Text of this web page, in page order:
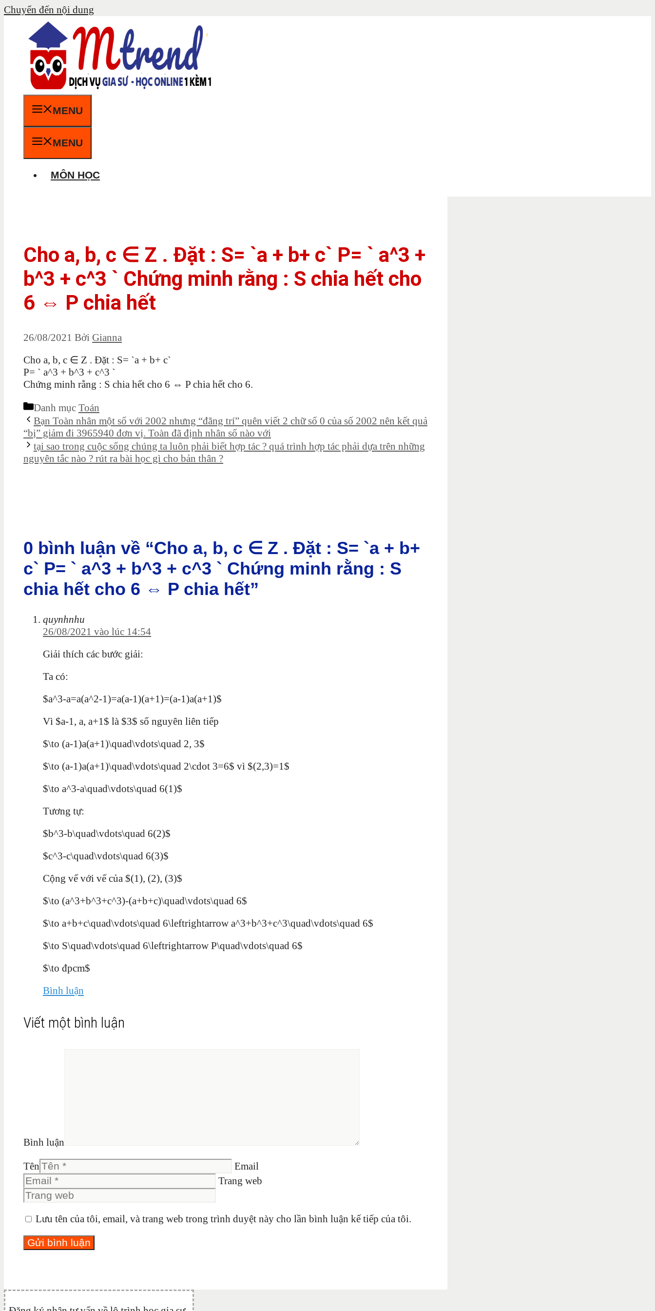
Chuyển đến nội dung
MENU
MENU
MÔN HỌC
Cho a, b, c ∈ Z . Đặt : S= `a + b+ c` P= ` a^3 +
b^3 + c^3 ` Chứng minh rằng : S chia hết cho
6 ⇔ P chia hết
26/08/2021 Bởi Gianna
Cho a, b, c ∈ Z . Đặt : S= `a + b+ c`
P= ` a^3 + b^3 + c^3 `
Chứng minh rằng : S chia hết cho 6 ⇔ P chia hết cho 6.
Danh mục Toán
Bạn Toàn nhân một số với 2002 nhưng “đãng trí” quên viết 2 chữ số 0 của số 2002 nên kết quả
“bị” giảm đi 3965940 đơn vị. Toàn đã định nhân số nào với
tại sao trong cuộc sống chúng ta luôn phải biết hợp tác ? quá trình hợp tác phải dựa trên những
nguyên tắc nào ? rút ra bài học gì cho bản thân ?
0 bình luận về “Cho a, b, c ∈ Z . Đặt : S= `a + b+
c` P= ` a^3 + b^3 + c^3 ` Chứng minh rằng : S
chia hết cho 6 ⇔ P chia hết”
quynhnhu
26/08/2021 vào lúc 14:54
Giải thích các bước giải:
Ta có:
$a^3-a=a(a^2-1)=a(a-1)(a+1)=(a-1)a(a+1)$
Vì $a-1, a, a+1$ là $3$ số nguyên liên tiếp
$\to (a-1)a(a+1)\quad\vdots\quad 2, 3$
$\to (a-1)a(a+1)\quad\vdots\quad 2\cdot 3=6$ vì $(2,3)=1$
$\to a^3-a\quad\vdots\quad 6(1)$
Tương tự:
$b^3-b\quad\vdots\quad 6(2)$
$c^3-c\quad\vdots\quad 6(3)$
Cộng vế với vế của $(1), (2), (3)$
$\to (a^3+b^3+c^3)-(a+b+c)\quad\vdots\quad 6$
$\to a+b+c\quad\vdots\quad 6\leftrightarrow a^3+b^3+c^3\quad\vdots\quad 6$
$\to S\quad\vdots\quad 6\leftrightarrow P\quad\vdots\quad 6$
$\to đpcm$
Bình luận
Viết một bình luận
Bình luận
Tên
Email
Trang web
Lưu tên của tôi, email, và trang web trong trình duyệt này cho lần bình luận kế tiếp của tôi.